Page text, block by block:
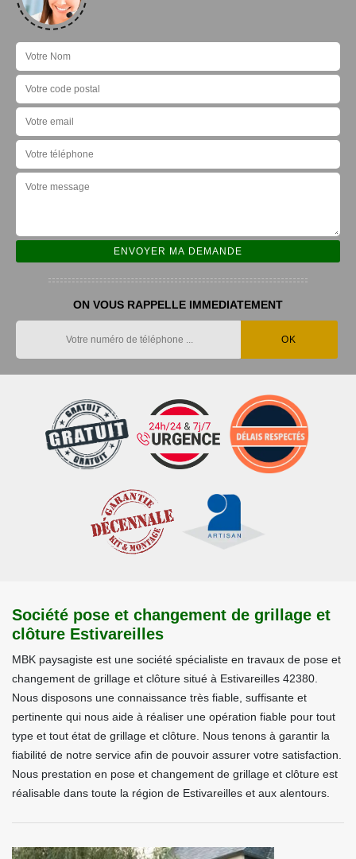
ON VOUS RAPPELLE IMMEDIATEMENT
Société pose et changement de grillage et
clôture Estivareilles
MBK paysagiste est une société spécialiste en travaux de pose et
changement de grillage et clôture situé à Estivareilles 42380.
Nous disposons une connaissance très fiable, suffisante et
pertinente qui nous aide à réaliser une opération fiable pour tout
type et tout état de grillage et clôture. Nous tenons à garantir la
fiabilité de notre service afin de pouvoir assurer votre satisfaction.
Nous prestation en pose et changement de grillage et clôture est
réalisable dans toute la région de Estivareilles et aux alentours.